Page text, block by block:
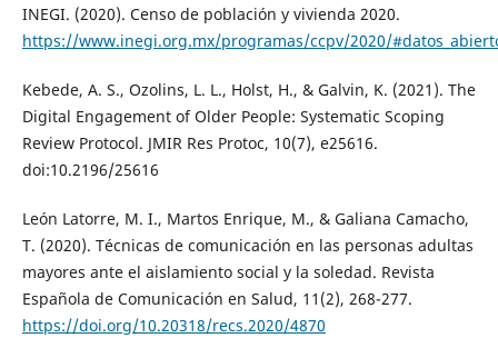
INEGI. (2020). Censo de población y vivienda 2020.
https://www.inegi.org.mx/programas/ccpv/2020/
Kebede, A. S., Ozolins, L. L., Holst, H., & Galvin, K. (2021). The
Digital Engagement of Older People: Systematic Scoping
Review Protocol. JMIR Res Protoc, 10(7), e25616.
doi:10.2196/25616
León Latorre, M. I., Martos Enrique, M., & Galiana Camacho,
T. (2020). Técnicas de comunicación en las personas adultas
mayores ante el aislamiento social y la soledad. Revista
Española de Comunicación en Salud, 11(2), 268-277.
https://doi.org/10.20318/recs.2020/4870